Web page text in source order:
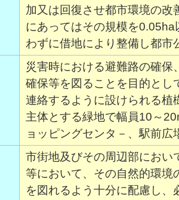
加又は回復させ都市環境の改
にあってはその規模を
わずに借地により整備し都市
災害時における避難路の確
確保等を図ることを目的とし
連絡するように設けられる植
主体とする緑地で幅員10～
ョッピングセンタ－、駅前広
市街地及びその周辺部におい
等において、その自然的環境
を図れるよう十分に配慮し